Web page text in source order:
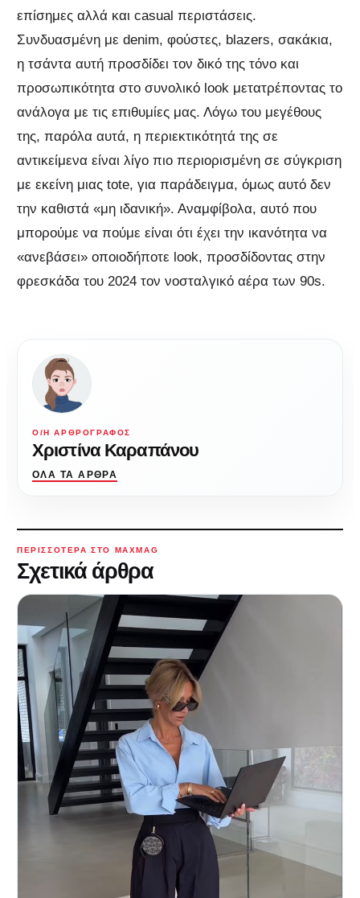
επίσημες αλλά και casual περιστάσεις.
Συνδυασμένη με denim, φούστες, blazers, σακάκια,
η τσάντα αυτή προσδίδει τον δικό της τόνο και
προσωπικότητα στο συνολικό look μετατρέποντας το
ανάλογα με τις επιθυμίες μας. Λόγω του μεγέθους
της, παρόλα αυτά, η περιεκτικότητά της σε
αντικείμενα είναι λίγο πιο περιορισμένη σε σύγκριση
με εκείνη μιας tote, για παράδειγμα, όμως αυτό δεν
την καθιστά «μη ιδανική». Αναμφίβολα, αυτό που
μπορούμε να πούμε είναι ότι έχει την ικανότητα να
«ανεβάσει» οποιοδήποτε look, προσδίδοντας στην
φρεσκάδα του 2024 τον νοσταλγικό αέρα των 90s.
Ο/Η ΑΡΘΡΟΓΡΆΦΟΣ
Χριστίνα Καραπάνου
ΌΛΑ ΤΑ ΆΡΘΡΑ
ΠΕΡΙΣΣΌΤΕΡΑ ΣΤΟ MAXMAG
Σχετικά άρθρα